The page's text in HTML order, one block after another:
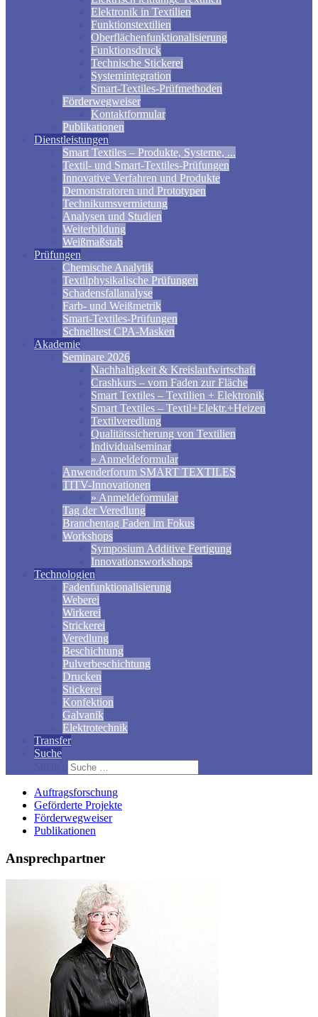
Elektronik in Textilien
Funktionstextilien
Oberflächenfunktionalisierung
Funktionsdruck
Technische Stickerei
Systemintegration
Smart-Textiles-Prüfmethoden
Förderwegweiser
Kontaktformular
Publikationen
Dienstleistungen
Smart Textiles – Produkte, Systeme, ...
Textil- und Smart-Textiles-Prüfungen
Innovative Verfahren und Produkte
Demonstratoren und Prototypen
Technikumsvermietung
Analysen und Studien
Weiterbildung
Weißmaßstab
Prüfungen
Chemische Analytik
Textilphysikalische Prüfungen
Schadensfallanalyse
Farb- und Weißmetrik
Smart-Textiles-Prüfungen
Schnelltest CPA-Masken
Akademie
Seminare 2026
Nachhaltigkeit & Kreislaufwirtschaft
Crashkurs – vom Faden zur Fläche
Smart Textiles – Textilien + Elektronik
Smart Textiles – Textil+Elektr.+Heizen
Textilveredlung
Qualitätssicherung von Textilien
Individualseminar
» Anmeldeformular
Anwenderforum SMART TEXTILES
TITV-Innovationen
» Anmeldeformular
Tag der Veredlung
Branchentag Faden im Fokus
Workshops
Symposium Additive Fertigung
Innovationsworkshops
Technologien
Fadenfunktionalisierung
Weberei
Wirkerei
Strickerei
Veredlung
Beschichtung
Pulverbeschichtung
Drucken
Stickerei
Konfektion
Galvanik
Elektrotechnik
Transfer
Suche
Auftragsforschung
Geförderte Projekte
Förderwegweiser
Publikationen
Ansprechpartner